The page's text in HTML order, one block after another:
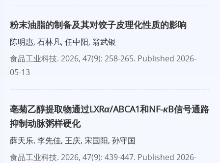
粉末油脂的制备及其对饺子皮理化性质的影响
陈明惠, 石林凡, 任中阳, 翁武银
食品工业科技. 2026, 47(9): 258-265. Published 2026-
05-13
亳菊乙醇提取物通过LXRα/ABCA1和NF-κB信号通路
抑制动脉粥样硬化
薛天乐, 李先佳, 王庆, 宋国阳, 孙守国
食品工业科技. 2026, 47(9): 439-447. Published 2026-